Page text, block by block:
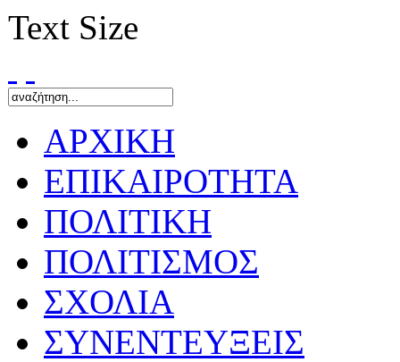
Text Size
ΑΡΧΙΚΗ
ΕΠΙΚΑΙΡΟΤΗΤΑ
ΠΟΛΙΤΙΚΗ
ΠΟΛΙΤΙΣΜΟΣ
ΣΧΟΛΙΑ
ΣΥΝΕΝΤΕΥΞΕΙΣ